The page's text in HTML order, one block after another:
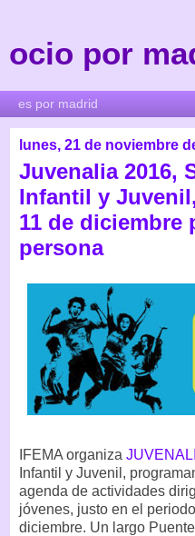
ocio por
lunes, 21 de noviembre
Juvenalia 2016,
Infantil y
11 de diciembre
persona
IFEMA organiza
Infantil y Juvenil,
agenda de actividades
jóvenes, justo en el
diciembre. Un largo